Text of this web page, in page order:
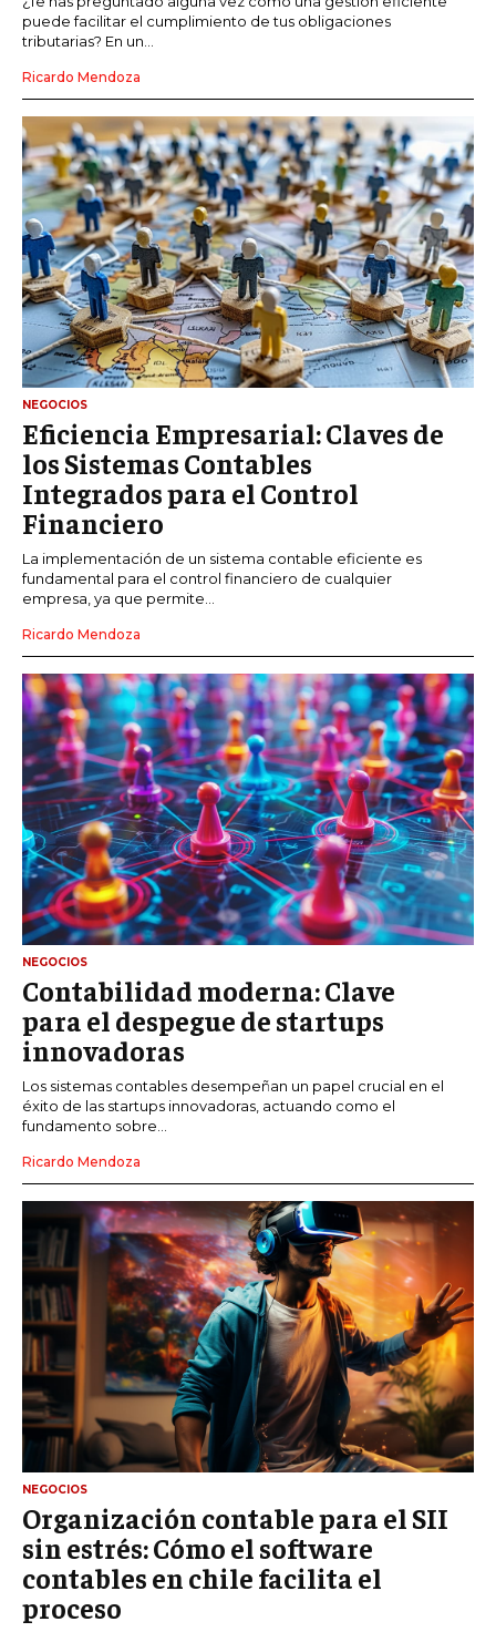
puede facilitar el cumplimiento de tus obligaciones
tributarias? En un...
Ricardo Mendoza
NEGOCIOS
Eficiencia Empresarial: Claves de
los Sistemas Contables
Integrados para el Control
Financiero
La implementación de un sistema contable eficiente es
fundamental para el control financiero de cualquier
empresa, ya que permite...
Ricardo Mendoza
NEGOCIOS
Contabilidad moderna: Clave
para el despegue de startups
innovadoras
Los sistemas contables desempeñan un papel crucial en el
éxito de las startups innovadoras, actuando como el
fundamento sobre...
Ricardo Mendoza
NEGOCIOS
Organización contable para el SII
sin estrés: Cómo el software
contables en chile facilita el
proceso